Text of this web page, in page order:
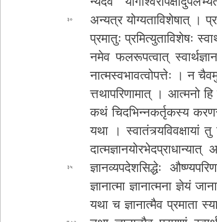
३०
अन्यत्र यो­ग्य­ता­वि­शे­षा­त् ।
प्रमातुः प्रमित्युता­वि­शे­षः
न­मे­व फ­ल­रू­प­त्वा­त्
ना­त्म­स्व­भा­व­त्वो­प­त्तेः । न
त्त­था­प­रि­णामात् । आत्मनो हि
कथं चि­द­भि­न्न­क­र्तृ­क­स्य
यथा । स्वा­तं­त्र्य­वि­व­क्षा­यां तु
दा­त्म­ज्ञा
३५
न­यो­र­भे­द­प्रा­धा­न्या­त्
ज्ञा­न­व्य­प­दे­श­सि­द्धेः
ज्ञानात्मा ज्ञा­ना­त्म­ना ज्ञेयं
यथा चज्ञा­ना­त्मै­व प्रमाता